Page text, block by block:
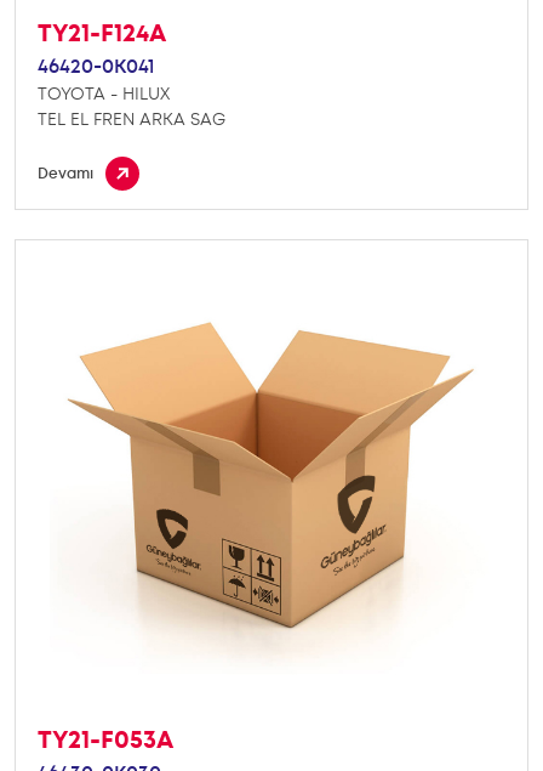
TY21-F124A
46420-0K041
TOYOTA - HILUX
TEL EL FREN ARKA SAG
Devamı
TY21-F053A